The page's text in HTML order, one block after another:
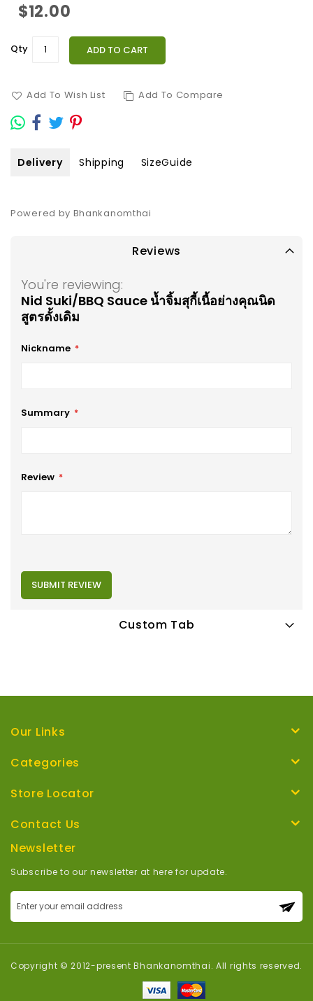
$12.00
Qty ADD TO CART
Add To Wish List Add To Compare
Delivery Shipping SizeGuide
Powered by Bhankanomthai
Reviews
You're reviewing:
Nid Suki/BBQ Sauce น้ำจิ้มสุกี้เนื้อย่างคุณนิด
สูตรดั้งเดิม
Nickname
Summary
Review
SUBMIT REVIEW
Custom Tab
Our Links
Categories
Store Locator
Contact Us
Newsletter
Subscribe to our newsletter at here for update.
Newsletter:
Copyright © 2012-present Bhankanomthai. All rights reserved.